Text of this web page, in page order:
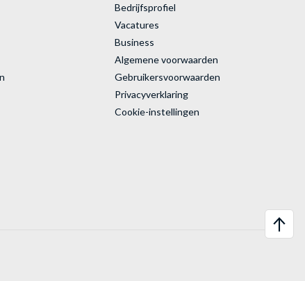
Bedrijfsprofiel
Vacatures
Business
Algemene voorwaarden
Gebruikersvoorwaarden
Privacyverklaring
Cookie-instellingen